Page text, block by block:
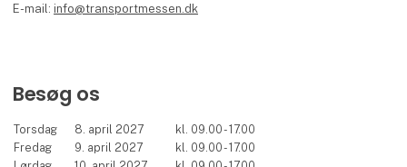
E-mail: info@transportmessen.dk
Besøg os
Torsdag 8. april 2027
kl. 09.00 - 17.00
Fredag
9. april 2027
kl. 09.00 - 17.00